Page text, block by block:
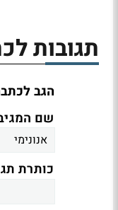
תגובות
הגב
שם
כותרת